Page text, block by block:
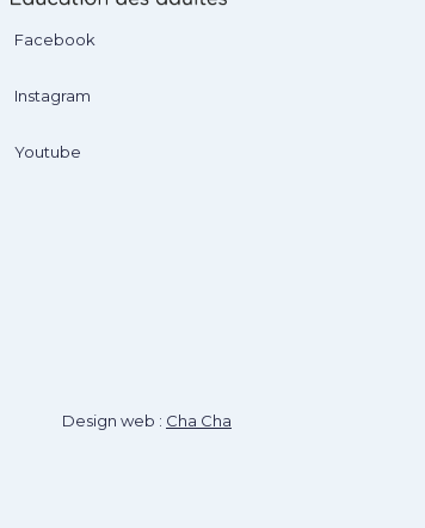
Facebook
Instagram
Youtube
Design web : Cha Cha